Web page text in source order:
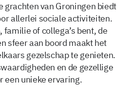
grachten van Groningen biedt
allerlei sociale activiteiten.
familie of collega’s bent, de
sfeer aan boord maakt het
gezelschap te genieten.
en de gezellige
een unieke ervaring.